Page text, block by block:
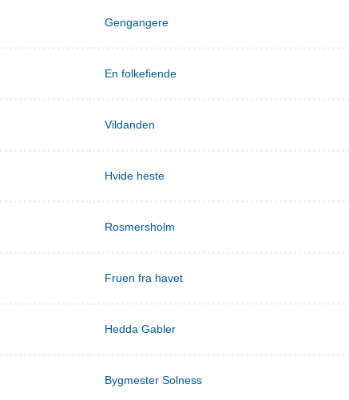
Gengangere
En folkefiende
Vildanden
Hvide heste
Rosmersholm
Fruen fra havet
Hedda Gabler
Bygmester Solness